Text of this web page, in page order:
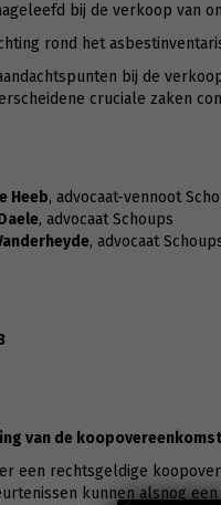
bij de verkoop van
rond het
bij de
cruciale zaken
Heeb, advocaat-vennoot
, advocaat Schoups
, advocaat
van de
een rechtsgeldige
kunnen alsnog